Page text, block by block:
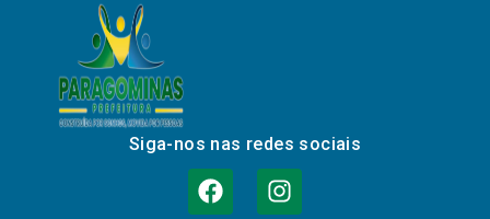
Siga-nos nas redes sociais